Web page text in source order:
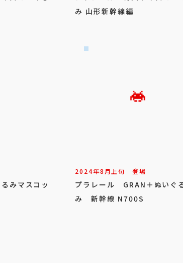
み 山形新幹線編
みマスコッ
2024年8月上旬 登場
プラレール GRAN＋ぬいぐ
み 新幹線 N700S